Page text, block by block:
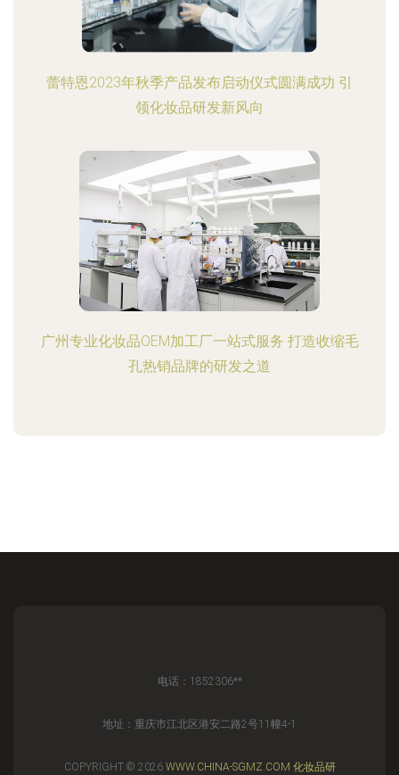
蕾特恩2023年秋季产品发布启动仪式圆满成功 引
领化妆品研发新风向
广州专业化妆品OEM加工厂一站式服务 打造收缩毛
孔热销品牌的研发之道
电话：1852306**
地址：重庆市江北区港安二路2号11幢4-1
COPYRIGHT © 2026 WWW.CHINA-SGMZ.COM 化妆品研